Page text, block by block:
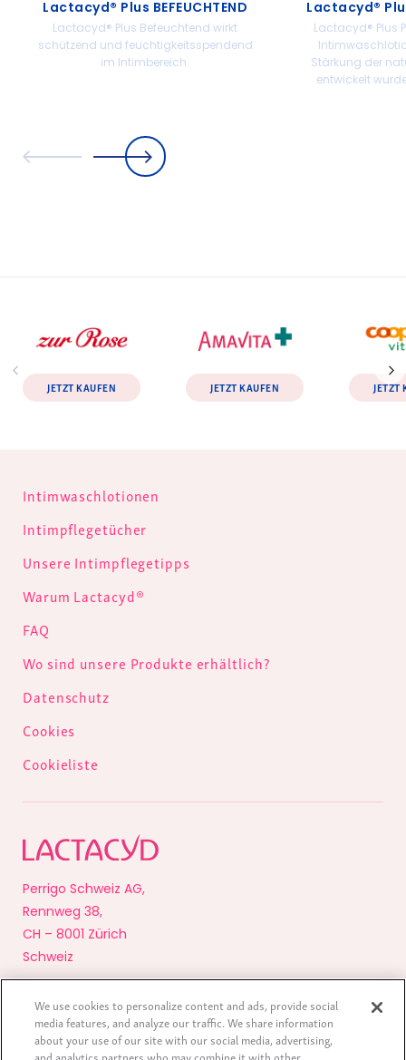
Lactacyd® Plus BEFEUCHTEND
Lactacyd® Plus Befeuchtend wirkt
schützend und feuchtigkeitsspendend
im Intimbereich.
Lactacyd®
Lactacyd® Plus
Stärkung der
entwickelt
JETZT KAUFEN JETZT KAUFEN JETZT
Perrigo Schweiz AG,
Rennweg 38,
CH – 8001 Zürich
Schweiz
Intimwaschlotionen
Intimpflegetücher
Unsere Intimpflegetipps
Warum Lactacyd®
FAQ
Wo sind unsere Produkte erhältlich?
Datenschutz
Cookies
Cookieliste
Copyright 2020 PERRIGO - All right reserved
Impressum
We use cookies to personalize content and ads, provide social
media features, and analyze our traffic. We share information
about your use of our site with our social media, advertising,